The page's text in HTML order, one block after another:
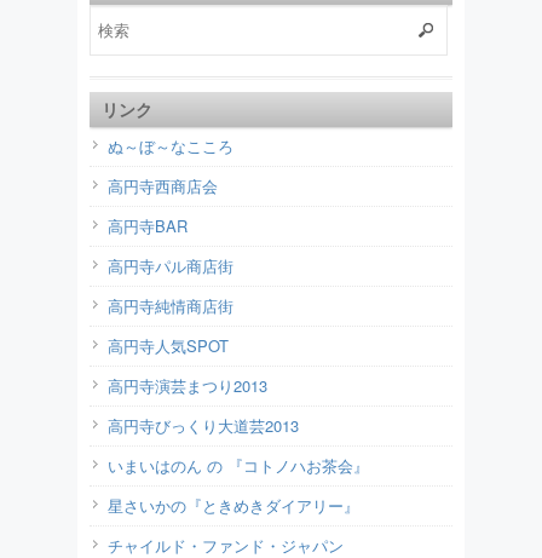
リンク
ぬ～ぼ～なこころ
高円寺西商店会
高円寺BAR
高円寺パル商店街
高円寺純情商店街
高円寺人気SPOT
高円寺演芸まつり2013
高円寺びっくり大道芸2013
いまいはのん の 『コトノハお茶会』
星さいかの『ときめきダイアリー』
チャイルド・ファンド・ジャパン